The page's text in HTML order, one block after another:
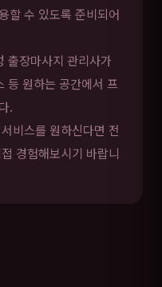
할 수 있도록 준비되어
출장마사지 관리사가
등 원하는 공간에서 프
.
비스를 원하신다면 전
경험해보시기 바랍니